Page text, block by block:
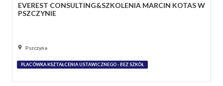
EVEREST CONSULTING&SZKOLENIA MARCIN KOTAS W
PSZCZYNIE
Pszczyna
PLACÓWKA KSZTAŁCENIA USTAWICZNEGO - BEZ SZKÓŁ